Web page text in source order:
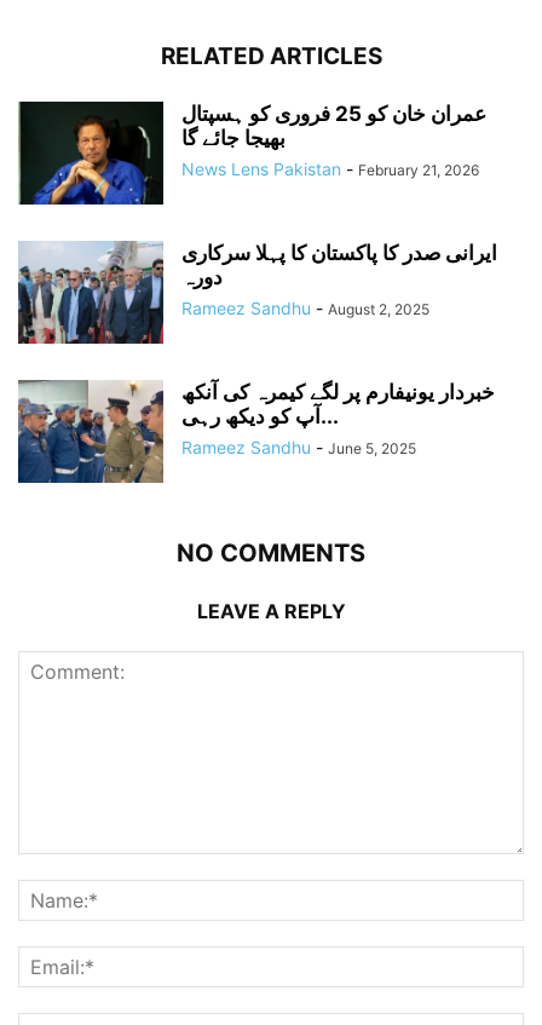
RELATED ARTICLES
عمران خان کو 25 فروری کو ہسپتال
بھیجا جائے گا
News Lens Pakistan - February 21, 2026
ایرانی صدر کا پاکستان کا پہلا سرکاری
دورہ
Rameez Sandhu - August 2, 2025
خبردار یونیفارم پر لگے کیمرہ کی آنکھ
آپ کو دیکھ رہی...
Rameez Sandhu - June 5, 2025
NO COMMENTS
LEAVE A REPLY